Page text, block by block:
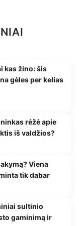
kas žino: šis
gėles per kelias
rėžė apie
iš valdžios?
Viena
tik dabar
sultinio
gaminimą ir